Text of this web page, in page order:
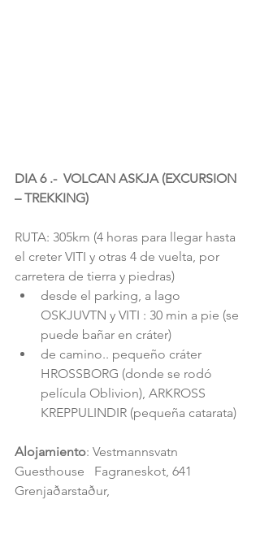
DIA 6 .-  VOLCAN ASKJA (EXCURSION
– TREKKING)
RUTA: 305km (4 horas para llegar hasta
el creter VITI y otras 4 de vuelta, por
carretera de tierra y piedras)
desde el parking, a lago
OSKJUVTN y VITI : 30 min a pie (se
puede bañar en cráter)
de camino.. pequeño cráter
HROSSBORG (donde se rodó
película Oblivion), ARKROSS
KREPPULINDIR (pequeña catarata)
Alojamiento: Vestmannsvatn
Guesthouse   Fagraneskot, 641
Grenjaðarstaður,